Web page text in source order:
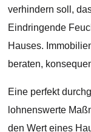
verhindern soll,
Eindringende
Hauses.
beraten,
Eine perfekt
lohnenswerte
den Wert eines